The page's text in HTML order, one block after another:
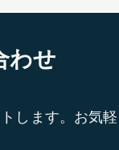
わせ
します。お気軽